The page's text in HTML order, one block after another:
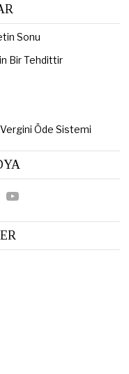
Sonu
Bir Tehdittir
Öde Sistemi